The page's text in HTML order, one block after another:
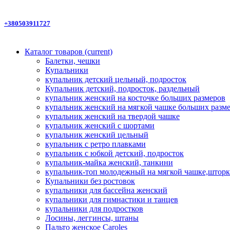
+380503911727
Каталог товаров (current)
Балетки, чешки
Купальники
купальник детский цельный, подросток
Купальник детский, подросток, раздельный
купальник женский на косточке больших размеров
купальник женский на мягкой чашке больших
купальник женский на твердой чашке
купальник женский с шортами
купальник женский цельный
купальник с ретро плавками
купальник с юбкой детский, подросток
купальник-майка женский, танкини
купальник-топ молодежный на мягкой
Купальники без ростовок
купальники для бассейна женский
купальники для гимнастики и танцев
купальники для подростков
Лосины, леггинсы, штаны
Пальто женское Caroles